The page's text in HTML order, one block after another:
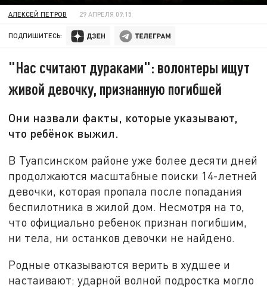
АЛЕКСЕЙ ПЕТРОВ 29 АПРЕЛЯ 09:15
ПОДПИШИТЕСЬ:
"Нас считают дураками": волонтеры ищут
живой девочку, признанную погибшей
Они назвали факты, которые указывают,
что ребёнок выжил.
В Туапсинском районе уже более десяти дней
продолжаются масштабные поиски 14-летней
девочки, которая пропала после попадания
беспилотника в жилой дом. Несмотря на то,
что официально ребенок признан погибшим,
ни тела, ни останков девочки не найдено.
Родные отказываются верить в худшее и
настаивают: ударной волной подростка могло